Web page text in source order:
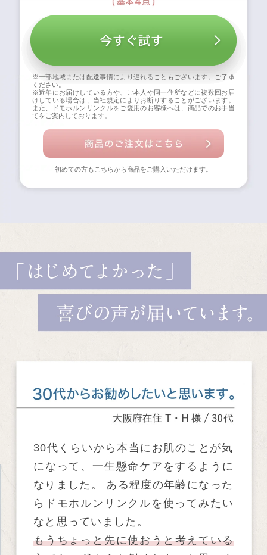
※一部地域または配送事情により遅れることもございます。ご了承
ください。
※近年にお届けしている方や、ご本人や同一住所などに複数回お届
けしている場合は、当社規定によりお断りすることがございます。
また、ドモホルンリンクルをご愛用のお客様へは、商品でのお手当
てをご案内しております。
初めての方もこちらから商品をご購入いただけます。
30代くらいから本当にお肌のことが気
になって、一生懸命ケアをするように
なりました。 ある程度の年齢になった
らドモホルンリンクルを使ってみたい
なと思っていました。
もうちょっと先に使おうと考えている